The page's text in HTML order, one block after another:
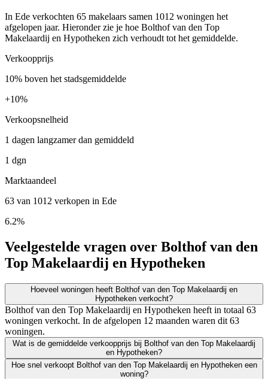
In Ede verkochten 65 makelaars samen 1012 woningen het
afgelopen jaar. Hieronder zie je hoe Bolthof van den Top
Makelaardij en Hypotheken zich verhoudt tot het gemiddelde.
Verkoopprijs
10% boven het stadsgemiddelde
+10%
Verkoopsnelheid
1 dagen langzamer dan gemiddeld
1 dgn
Marktaandeel
63 van 1012 verkopen in Ede
6.2%
Veelgestelde vragen over Bolthof van den
Top Makelaardij en Hypotheken
Hoeveel woningen heeft Bolthof van den Top Makelaardij en
Hypotheken verkocht?
Bolthof van den Top Makelaardij en Hypotheken heeft in totaal 63
woningen verkocht. In de afgelopen 12 maanden waren dit 63
woningen.
Wat is de gemiddelde verkoopprijs bij Bolthof van den Top Makelaardij
en Hypotheken?
Hoe snel verkoopt Bolthof van den Top Makelaardij en Hypotheken een
woning?